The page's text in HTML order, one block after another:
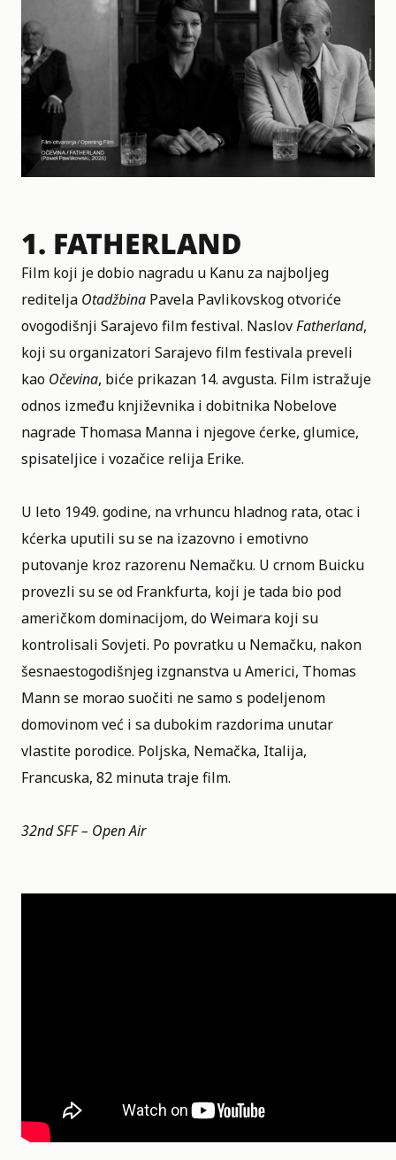
1. FATHERLAND
Film koji je dobio nagradu u Kanu za najboljeg
reditelja Otadžbina Pavela Pavlikovskog otvoriće
ovogodišnji Sarajevo film festival. NaslovFatherland,
koji su organizatori Sarajevo film festivala preveli
kao Očevina, biće prikazan 14. avgusta. Film istražuje
odnos između književnika i dobitnika Nobelove
nagrade Thomasa Manna i njegove ćerke, glumice,
spisateljice i vozačice relija Erike.
U leto 1949. godine, na vrhuncu hladnog rata, otac i
kćerka uputili su se na izazovno i emotivno
putovanje kroz razorenu Nemačku. U crnom Buicku
provezli su se od Frankfurta, koji je tada bio pod
američkom dominacijom, do Weimara koji su
kontrolisali Sovjeti. Po povratku u Nemačku, nakon
šesnaestogodišnjeg izgnanstva u Americi, Thomas
Mann se morao suočiti ne samo s podeljenom
domovinom već i sa dubokim razdorima unutar
vlastite porodice. Poljska, Nemačka, Italija,
Francuska, 82 minuta traje film.
32nd SFF – Open Air